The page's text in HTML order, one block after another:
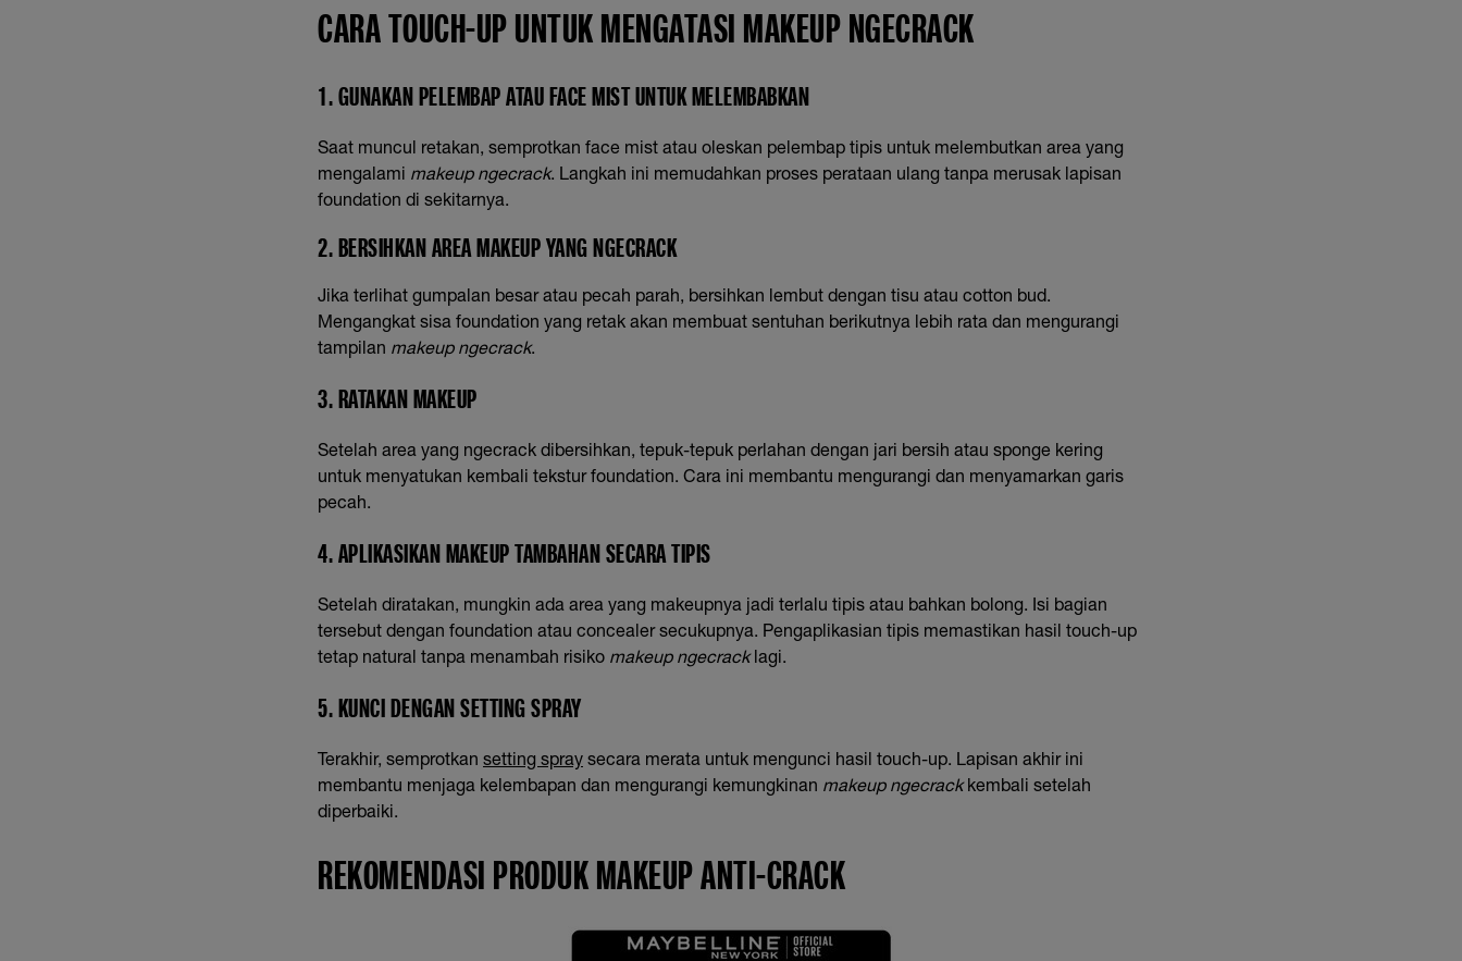
CARA TOUCH-UP UNTUK MENGATASI MAKEUP NGECRACK
1. GUNAKAN PELEMBAP ATAU FACE MIST UNTUK MELEMBABKAN
Saat muncul retakan, semprotkan face mist atau oleskan pelembap tipis untuk melembutkan area yang
mengalami makeup ngecrack. Langkah ini memudahkan proses perataan ulang tanpa merusak lapisan
foundation di sekitarnya.
2. BERSIHKAN AREA MAKEUP YANG NGECRACK
Jika terlihat gumpalan besar atau pecah parah, bersihkan lembut dengan tisu atau cotton bud.
Mengangkat sisa foundation yang retak akan membuat sentuhan berikutnya lebih rata dan mengurangi
tampilan makeup ngecrack.
3. RATAKAN MAKEUP
Setelah area yang ngecrack dibersihkan, tepuk-tepuk perlahan dengan jari bersih atau sponge kering
untuk menyatukan kembali tekstur foundation. Cara ini membantu mengurangi dan menyamarkan garis
pecah.
4. APLIKASIKAN MAKEUP TAMBAHAN SECARA TIPIS
Setelah diratakan, mungkin ada area yang makeupnya jadi terlalu tipis atau bahkan bolong. Isi bagian
tersebut dengan foundation atau concealer secukupnya. Pengaplikasian tipis memastikan hasil touch-up
tetap natural tanpa menambah risiko makeup ngecracklagi.
5. KUNCI DENGAN SETTING SPRAY
Terakhir, semprotkan setting spray secara merata untuk mengunci hasil touch-up. Lapisan akhir ini
membantu menjaga kelembapan dan mengurangi kemungkinan makeup ngecrackkembali setelah
diperbaiki.
REKOMENDASI PRODUK MAKEUP ANTI-CRACK